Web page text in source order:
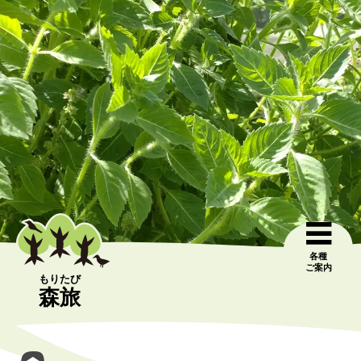
森旅
もりたび
各種
ご案内